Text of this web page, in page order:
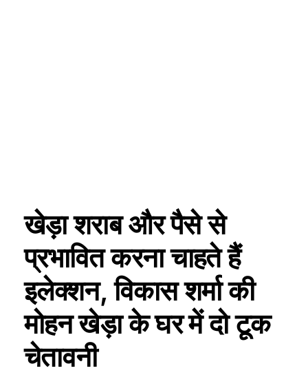
खेड़ा शराब और पैसे से
प्रभावित करना चाहते हैं
इलेक्शन, विकास शर्मा की
मोहन खेड़ा के घर में दो टूक
चेतावनी